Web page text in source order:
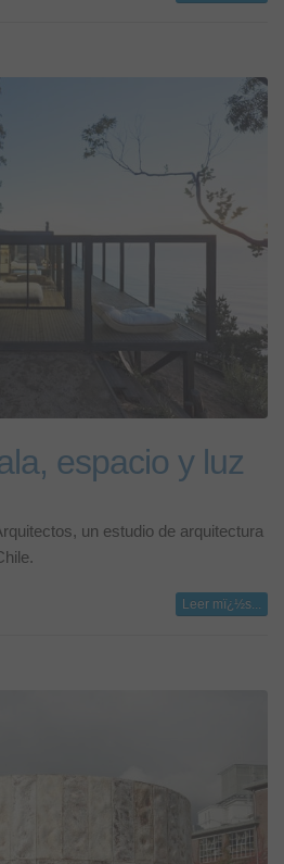
espacio y luz
un estudio de arquitectura
Leer mï¿½s...